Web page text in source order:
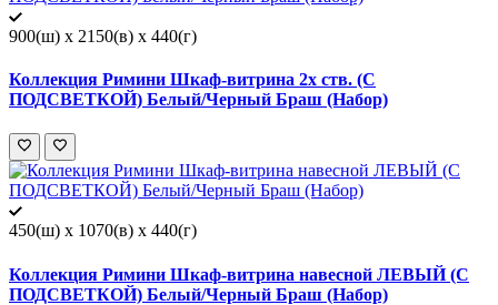
900(ш) x 2150(в) x 440(г)
Коллекция Римини Шкаф-витрина 2х ств. (С
ПОДСВЕТКОЙ) Белый/Черный Браш (Набор)
450(ш) x 1070(в) x 440(г)
Коллекция Римини Шкаф-витрина навесной ЛЕВЫЙ (С
ПОДСВЕТКОЙ) Белый/Черный Браш (Набор)